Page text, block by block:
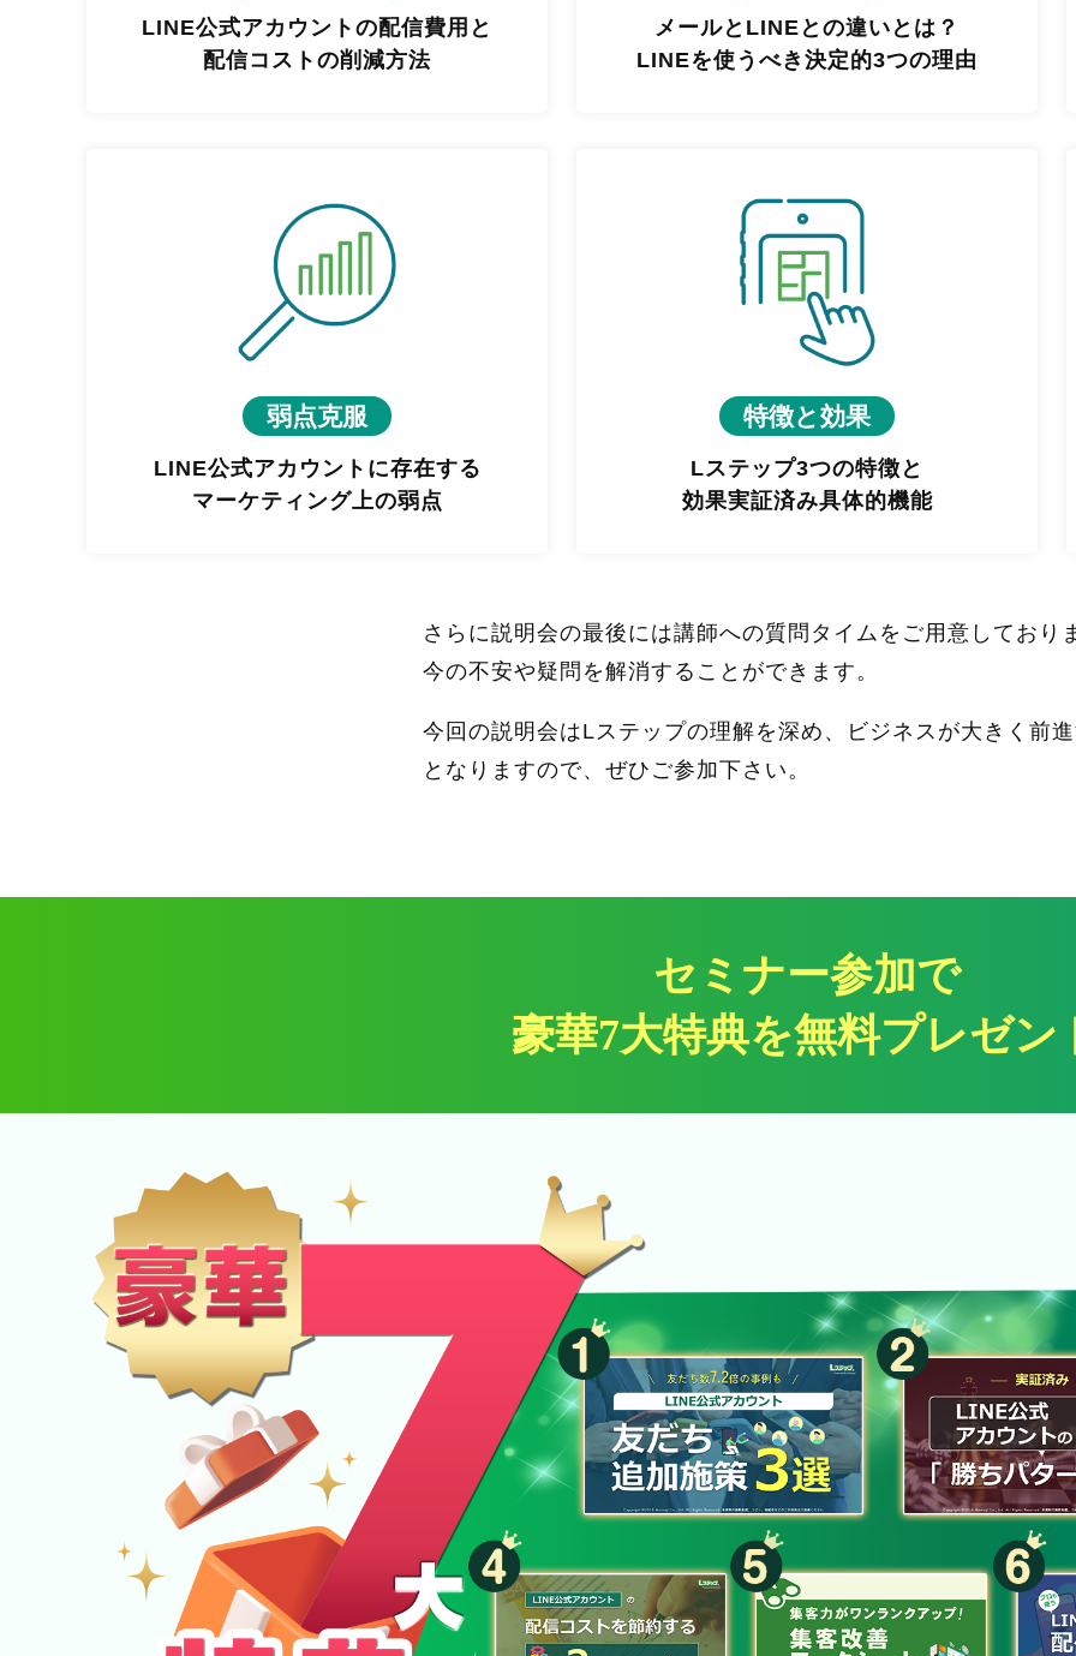
LINE公式アカウントの配信費用と
配信コストの削減方法
メールとLINEとの違いとは？
LINEを使うべき決定的3つの理由
弱点克服
LINE公式アカウントに存在する
マーケティング上の弱点
特徴と効果
Lステップ3つの特徴と
効果実証済み具体的機能
さらに説明会の最後には講師への質問タイムをご用意しており
今の不安や疑問を解消することができます。
今回の説明会はLステップの理解を深め、ビジネスが大きく前
となりますので、ぜひご参加下さい。
セミナー参加で
豪華7大特典を無料プレゼン